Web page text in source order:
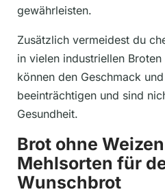
gewährleisten.
Zusätzlich vermeidest du
in vielen industriellen
können den Geschmack
beeinträchtigen und sind
Gesundheit.
Brot ohne
Mehlsorten für
Wunschbrot